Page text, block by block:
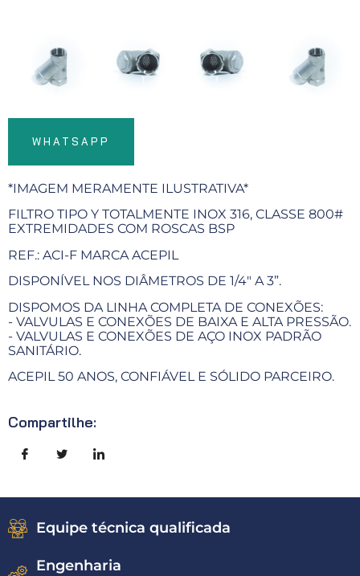
WHATSAPP
*IMAGEM MERAMENTE ILUSTRATIVA*
FILTRO TIPO Y TOTALMENTE INOX 316, CLASSE 800#
EXTREMIDADES COM ROSCAS BSP
REF.: ACI-F MARCA ACEPIL
DISPONÍVEL NOS DIÂMETROS DE 1/4" A 3”.
DISPOMOS DA LINHA COMPLETA DE CONEXÕES:
- VALVULAS E CONEXÕES DE BAIXA E ALTA PRESSÃO.
- VALVULAS E CONEXÕES DE AÇO INOX PADRÃO
SANITÁRIO.
ACEPIL 50 ANOS, CONFIÁVEL E SÓLIDO PARCEIRO.
Compartilhe:
Equipe técnica qualificada
Engenharia